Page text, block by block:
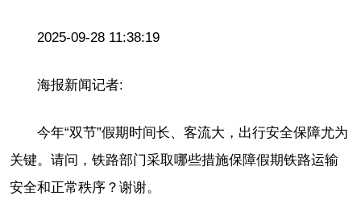
2025-09-28 11:38:19
海报新闻记者:
今年“双节”假期时间长、客流大，出行安全保障尤为
关键。请问，铁路部门采取哪些措施保障假期铁路运输
安全和正常秩序？谢谢。